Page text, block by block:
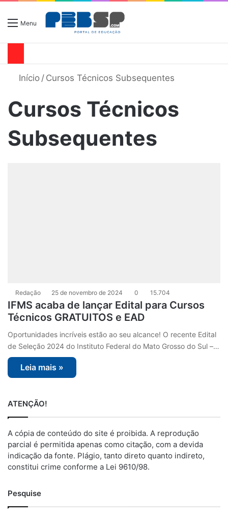
Menu
Início / Cursos Técnicos Subsequentes
Cursos Técnicos
Subsequentes
Redação 25 de novembro de 2024 0 15.704
IFMS acaba de lançar Edital para Cursos
Técnicos GRATUITOS e EAD
Oportunidades incríveis estão ao seu alcance! O recente Edital
de Seleção 2024 do Instituto Federal do Mato Grosso do Sul –…
Leia mais »
ATENÇÃO!
A cópia de conteúdo do site é proibida. A reprodução
parcial é permitida apenas como citação, com a devida
indicação da fonte. Plágio, tanto direto quanto indireto,
constitui crime conforme a Lei 9610/98.
Pesquise